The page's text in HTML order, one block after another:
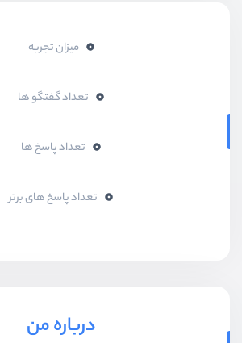
0 میزان تجربه
0 تعداد گفتگو ها
0 تعداد پاسخ ها
0 تعداد پاسخ های برتر
درباره من